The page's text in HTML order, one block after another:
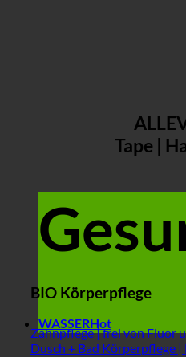
Tape |
BIO Körperpflege
Zahnpflege | frei von Fluor
Dusch + Bad Körperpflege
WASSER